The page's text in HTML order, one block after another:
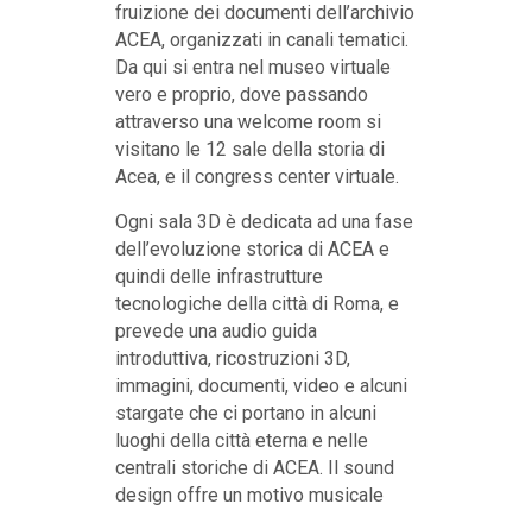
fruizione dei documenti dell’archivio
ACEA, organizzati in canali tematici.
Da qui si entra nel museo virtuale
vero e proprio, dove passando
attraverso una welcome room si
visitano le 12 sale della storia di
Acea, e il congress center virtuale.
Ogni sala 3D è dedicata ad una fase
dell’evoluzione storica di ACEA e
quindi delle infrastrutture
tecnologiche della città di Roma, e
prevede una audio guida
introduttiva, ricostruzioni 3D,
immagini, documenti, video e alcuni
stargate che ci portano in alcuni
luoghi della città eterna e nelle
centrali storiche di ACEA. Il sound
design offre un motivo musicale